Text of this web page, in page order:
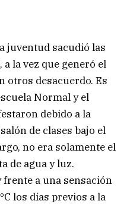
juventud sacudió las
la vez que generó el
otros desacuerdo. Es
Normal y el
debido a la
de clases bajo el
no era solamente el
de agua y luz.
frente a una sensación
los días previos a la